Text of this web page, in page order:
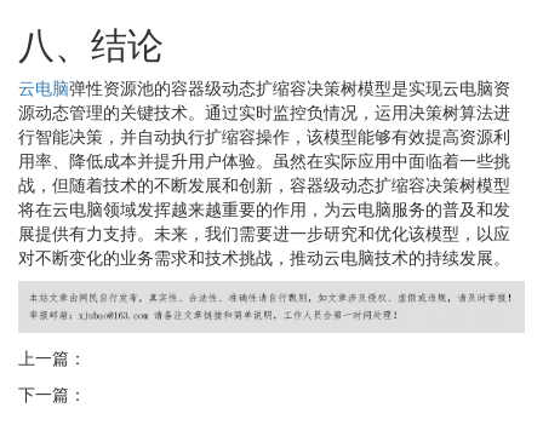
八、结论
云电脑弹性资源池的容器级动态扩缩容决策树模型是实现云电脑资
源动态管理的关键技术。通过实时监控负情况，运用决策树算法进
行智能决策，并自动执行扩缩容操作，该模型能够有效提高资源利
用率、降低成本并提升用户体验。虽然在实际应用中面临着一些挑
战，但随着技术的不断发展和创新，容器级动态扩缩容决策树模型
将在云电脑领域发挥越来越重要的作用，为云电脑服务的普及和发
展提供有力支持。未来，我们需要进一步研究和优化该模型，以应
对不断变化的业务需求和技术挑战，推动云电脑技术的持续发展。
上一篇：
下一篇：